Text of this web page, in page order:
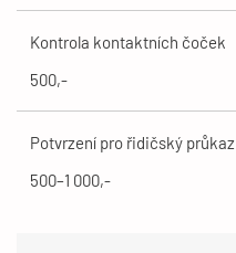
Kontrola kontaktních čoček
500,-
Potvrzení pro řidičský průkaz
500–1 000,-